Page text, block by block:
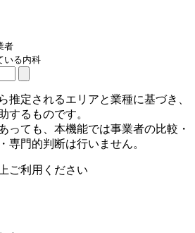
者
いる内科
定されるエリアと業種に基づき、
するものです。
っても、本機能では事業者の比較・
専門的判断は行いません。
ご利用ください